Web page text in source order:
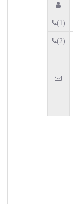
(1)
(2)